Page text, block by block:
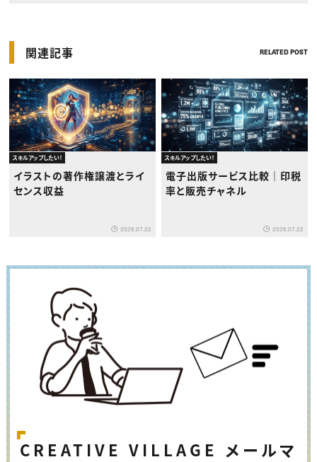
関連記事 RELATED POST
スキルアップしたい！
イラストの著作権譲渡とライ
センス収益
2026.07.22
スキルアップしたい！
電子出版サービス比較｜印税
率と販売チャネル
2026.07.22
CREATIVE VILLAGE メールマ